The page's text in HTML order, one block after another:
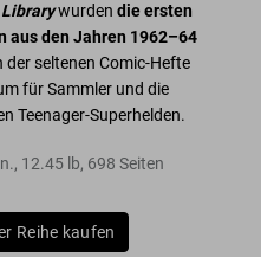
Librarywurden die ersten
aus den Jahren 1962–64
der seltenen Comic-Hefte
für Sammler und die
Teenager-Superhelden.
, 12.45 lb, 698 Seiten
Reihe kaufen